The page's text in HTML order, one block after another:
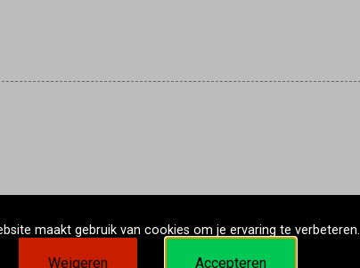
maakt gebruik van cookies om je ervaring te verbeteren.
Weigeren Accepteren